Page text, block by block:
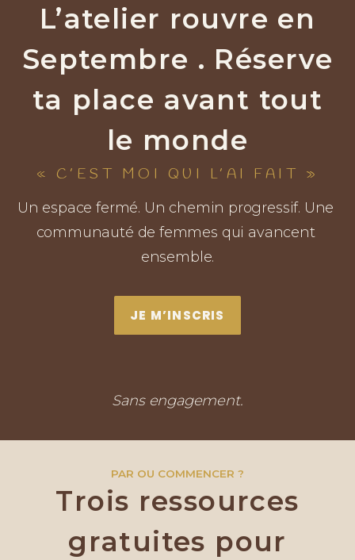
L’atelier rouvre en
Septembre . Réserve
ta place avant tout
le monde
« C’EST MOI QUI L’AI FAIT »
Un espace fermé. Un chemin progressif. Une
communauté de femmes qui avancent
ensemble.
JE M’INSCRIS
Sans engagement.
PAR OU COMMENCER ?
Trois ressources
gratuites pour